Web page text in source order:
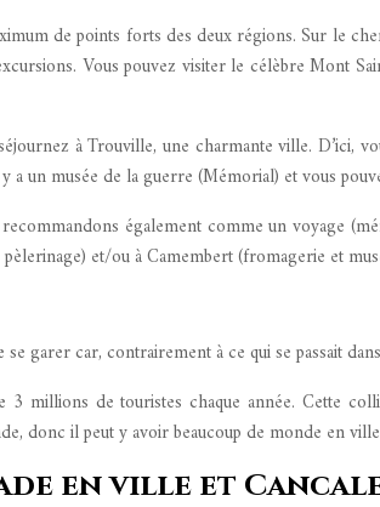
de points forts des deux régions. Sur le
Vous pouvez visiter le célèbre Mont
à Trouville, une charmante ville. D’ici,
un musée de la guerre (Mémorial) et vous
également comme un voyage
et/ou à Camembert (fromagerie et
garer car, contrairement à ce qui se passait
millions de touristes chaque année. Cette
donc il peut y avoir beaucoup de monde en
en ville et